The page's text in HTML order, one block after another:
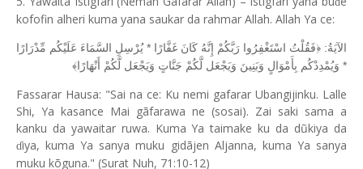
kofofin alheri kuma yana saukar da rahmar Allah. Allah Ya ce:
الآيَةُ: ﴿فَقُلْتُ اسْتَغْفِرُوا رَبَّكُمْ إِنَّهُ كَانَ غَفَّارًا * يُرْسِلِ السَّمَاءَ عَلَيْكُم مِّدْرَارًا
* وَيُمْدِدْكُم بِأَمْوَالٍ وَبَنِينَ وَيَجْعَل لَّكُمْ جَنَّاتٍ وَيَجْعَل لَّكُمْ أَنْهَارًا﴾
Fassarar Hausa: "Sai na ce: Ku nemi gafarar Ubangijinku. Lalle
Shi, Ya kasance Mai gãfarawa ne (sosai). Zai saki sama a
kanku da yawaitar ruwa. Kuma Ya taimake ku da dũkiya da
ɗiya, kuma Ya sanya muku gidãjen Aljanna, kuma Ya sanya
muku kõguna." (Surat Nuh, 71:10-12)